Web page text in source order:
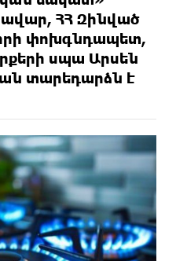
ՀՀ Զինված
փոխգնդապետ,
սպա Արսեն
տարեդարձն է